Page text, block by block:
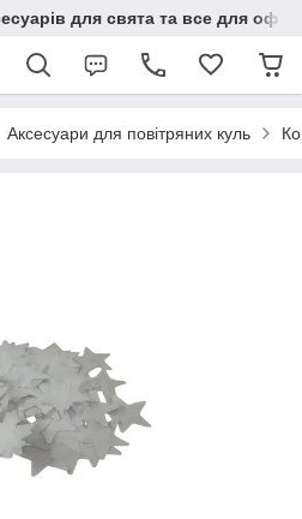
для свята та все для
Аксесуари для повітряних куль